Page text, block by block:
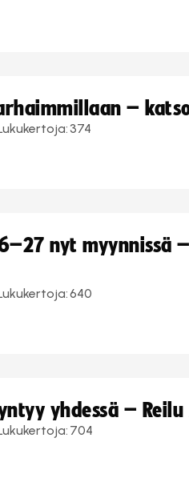
–
374
nyt myynnissä
640
yhdessä –
704